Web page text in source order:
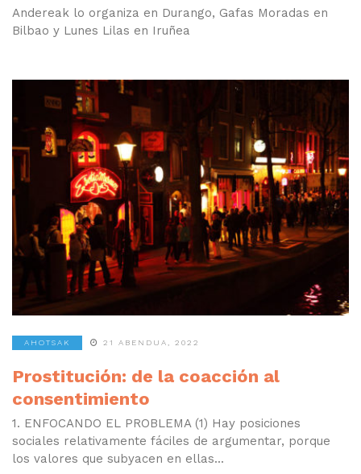
Andereak lo organiza en Durango, Gafas Moradas en
Bilbao y Lunes Lilas en Iruñea
AHOTSAK 21 ABENDUA, 2022
Prostitución: de la coacción al
consentimiento
1. ENFOCANDO EL PROBLEMA (1) Hay posiciones
sociales relativamente fáciles de argumentar, porque
los valores que subyacen en ellas...